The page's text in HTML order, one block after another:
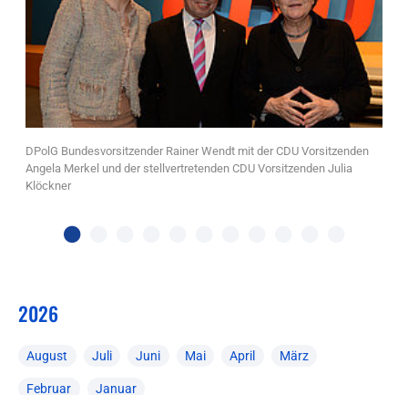
DPolG Bundesvorsitzender Rainer Wendt mit der CDU Vorsitzenden
Angela Merkel und der stellvertretenden CDU Vorsitzenden Julia
Klöckner
2026
August Juli Juni Mai April März
Februar Januar